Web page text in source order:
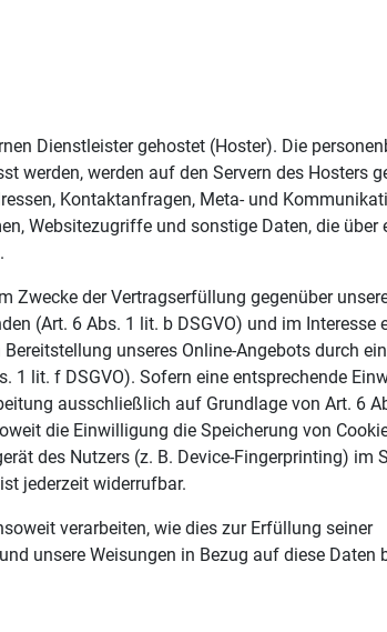
Dienstleister gehostet (Hoster). Die
werden, werden auf den Servern des Hosters
Kontaktanfragen, Meta- und
Websitezugriffe und sonstige Daten, die über
Zwecke der Vertragserfüllung gegenüber
(Art. 6 Abs. 1 lit. b DSGVO) und im Interesse
unseres Online-Angebots durch
1 lit. f DSGVO). Sofern eine entsprechende
ausschließlich auf Grundlage von Art. 6
die Einwilligung die Speicherung von
des Nutzers (z. B. Device-Fingerprinting) im
jederzeit widerrufbar.
verarbeiten, wie dies zur Erfüllung seiner
unsere Weisungen in Bezug auf diese Daten